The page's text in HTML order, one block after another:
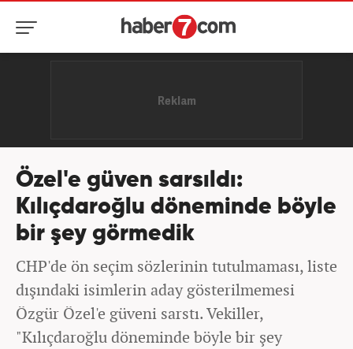
Özel'e güven sarsıldı:
Kılıçdaroğlu döneminde böyle
bir şey görmedik
CHP'de ön seçim sözlerinin tutulmaması, liste
dışındaki isimlerin aday gösterilmemesi
Özgür Özel'e güveni sarstı. Vekiller,
"Kılıçdaroğlu döneminde böyle bir şey